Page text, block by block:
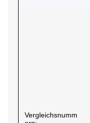
Vergleichsnumm